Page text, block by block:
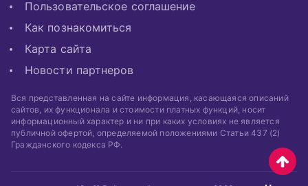
Пользовательское соглашение
Как познакомиться
Карта сайта
Новости партнеров
Вся представленная на сайте информация, касающаяся описаний
сайтов, их функционала и стоимости платных функций, носит
информационный характер и ни при каких условиях не является
публичной офертой, определяемой положениями Статьи 437 (2)
Гражданского кодекса РФ.